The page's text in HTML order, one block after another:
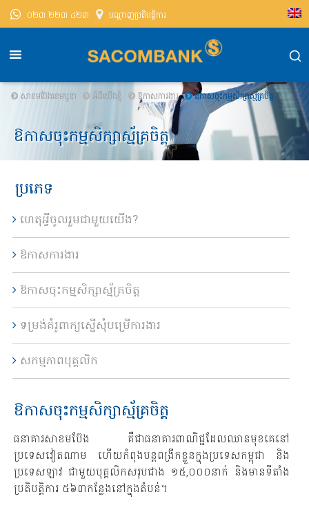
០២៣ ២២៣ ៤២៣ បណ្តាញ​ប្រតិបត្តិការ
សាខមប៊ែងខេមបូឌា អំពីយើងខ្ញុំ ឱកាសការងារ ឱកាសចុះកម្មសិក្សាស្ម័គ្រចិត្ត
ឱកាសចុះកម្មសិក្សាស្ម័គ្រចិត្ត
ប្រភេទ
ហេតុអ្វីចូលរួមជាមួយយើង?
ឱកាសការងារ
ឱកាសចុះកម្មសិក្សាស្ម័គ្រចិត្ត
ទម្រង់គំរូពាក្យស្នើសុំបម្រើការងារ
សកម្មភាពបុគ្គលិក
ឱកាសចុះកម្មសិក្សាស្ម័គ្រចិត្ត
ធនាគារសាខមប៊ែង គឺជាធនាគារពាណិជ្ជដែលឈានមុខគេនៅ
ប្រទេសវៀតណាម ហើយកំពុងបន្តពង្រីកខ្លួនក្នុងប្រទេសកម្ពុជា និង
ប្រទេសឡាវ ជាមួយបុគ្គលិកសរុបជាង ១៥,០០០នាក់ និងមានទីតាំង
ប្រតិបត្តិការ ៥៦៣កន្លែងនៅក្នុងតំបន់។